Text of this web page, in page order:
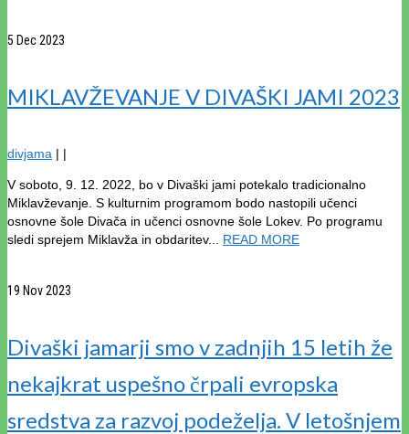
5 Dec 2023
MIKLAVŽEVANJE V DIVAŠKI JAMI 2023
divjama | |
V soboto, 9. 12. 2022, bo v Divaški jami potekalo tradicionalno
Miklavževanje. S kulturnim programom bodo nastopili učenci
osnovne šole Divača in učenci osnovne šole Lokev. Po programu
sledi sprejem Miklavža in obdaritev... READ MORE
19 Nov 2023
Divaški jamarji smo v zadnjih 15 letih že
nekajkrat uspešno črpali evropska
sredstva za razvoj podeželja. V letošnjem